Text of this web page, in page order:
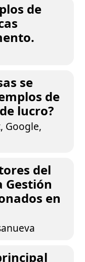
de
se
de
lucro?
Google,
del
Gestión
en